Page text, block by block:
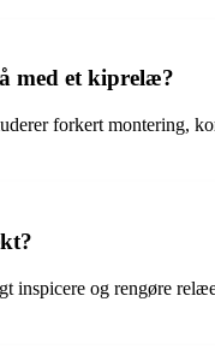
med et kiprelæ?
forkert montering,
og rengøre